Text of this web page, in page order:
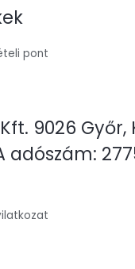
pont
9026 Győr,
adószám: